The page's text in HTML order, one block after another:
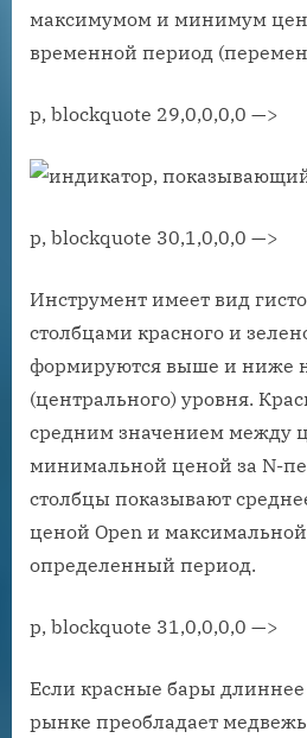
максимумом и минимум
временной период
p, blockquote 29,0,0,0,0 —>
p, blockquote 30,1,0,0,0 —>
Инструмент имеет вид
столбцами красного и
формируются выше и ниже
(центрального) уровня.
средним значением между
минимальной ценой за N-
столбцы показывают
ценой Open и
определенный период.
p, blockquote 31,0,0,0,0 —>
Если красные бары длиннее
рынке преобладает